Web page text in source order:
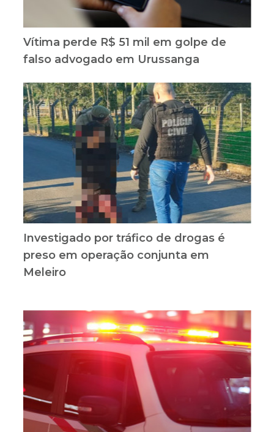
Vítima perde R$ 51 mil em golpe de
falso advogado em Urussanga
Investigado por tráfico de drogas é
preso em operação conjunta em
Meleiro